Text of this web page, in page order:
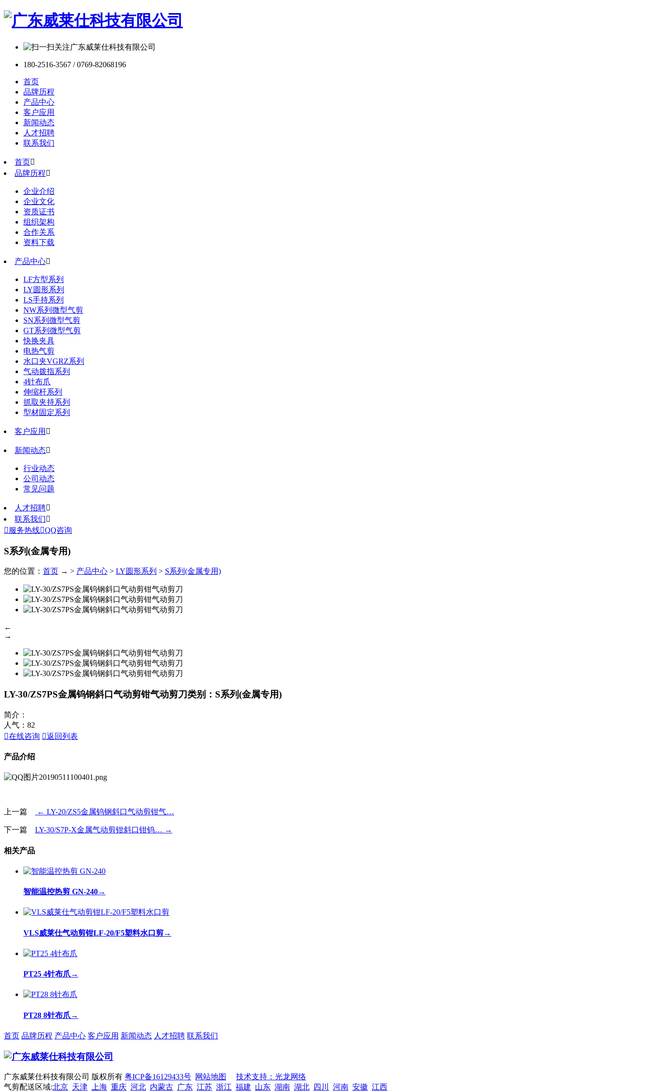
180-2516-3567 / 0769-82068196
首页
品牌历程
产品中心
客户应用
新闻动态
人才招聘
联系我们
首页
品牌历程
企业介绍
企业文化
资质证书
组织架构
合作关系
资料下载
产品中心
LF方型系列
LY圆形系列
LS手持系列
NW系列微型气剪
SN系列微型气剪
GT系列微型气剪
快换夹具
电热气剪
水口夹VGRZ系列
气动拨指系列
4针布爪
伸缩杆系列
抓取夹持系列
型材固定系列
客户应用 
新闻动态
行业动态
公司动态
常见问题
人才招聘
联系我们
 服务热线QQ咨询
S系列(金属专用)
您的位置： 首页 → > 产品中心 > LY圆形系列 > S系列(金属专用)
←
→
LY-30/ZS7PS金属钨钢斜口气动剪钳气动剪刀类别：S系列(金属专用)
简介：
人气： 82
在线咨询 返回列表
产品介绍
上一篇 ← LY-20/ZS5金属钨钢斜口气动剪钳气…
下一篇 LY-30/S7P-X金属气动剪钳斜口钳钨… →
相关产品
智能温控热剪 GN-240→
VLS威莱仕气动剪钳LF-20/F5塑料水口剪→
PT25 4针布爪 →
PT28 8针布爪 →
首页 品牌历程 产品中心 客户应用 新闻动态 人才招聘 联系我们
广东威莱仕科技有限公司 版权所有 粤ICP备16129433号 网站地图
技术支持：光龙网络
气剪配送区域:北京 天津 上海 重庆 河北 内蒙古 广东 江苏 浙江 福建 山东 湖南 湖北 四川 河南 安徽 江西